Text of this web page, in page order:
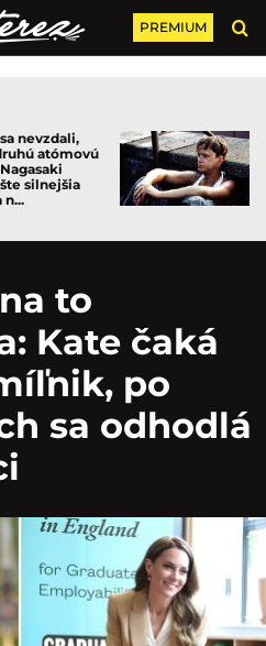
PREMIUM
nevzdali,
atómovú
silnejšia
n...
to
Kate čaká
po
sa odhodlá